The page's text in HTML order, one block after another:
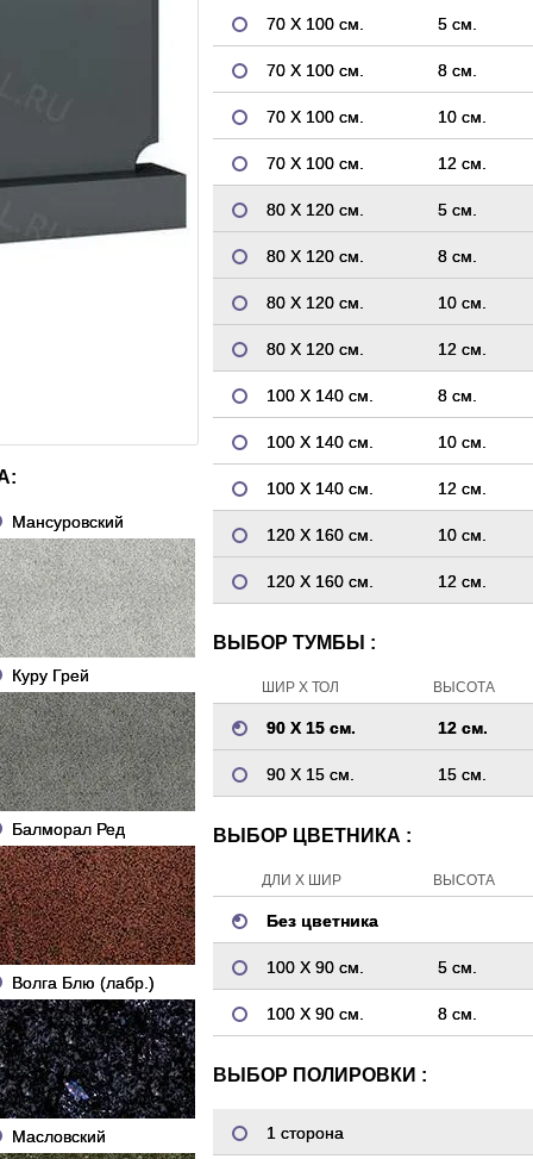
Мансуровский
Куру Грей
Балморал Ред
Волга Блю (лабр.)
Масловский
70 Х 100 см. 5 см.
70 Х 100 см. 8 см.
70 Х 100 см. 10 см.
70 Х 100 см. 12 см.
80 Х 120 см. 5 см.
80 Х 120 см. 8 см.
80 Х 120 см. 10 см.
80 Х 120 см. 12 см.
100 Х 140 см. 8 см.
100 Х 140 см. 10 см.
100 Х 140 см. 12 см.
120 Х 160 см. 10 см.
120 Х 160 см. 12 см.
ВЫБОР ТУМБЫ :
ШИР Х ТОЛ ВЫСОТА
90 Х 15 см. 12 см.
90 Х 15 см. 15 см.
ВЫБОР ЦВЕТНИКА :
ДЛИ Х ШИР ВЫСОТА
Без цветника
100 Х 90 см. 5 см.
100 Х 90 см. 8 см.
ВЫБОР ПОЛИРОВКИ :
1 сторона